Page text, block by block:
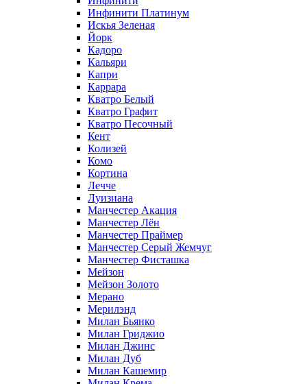
Инфинити Платинум
Искья Зеленая
Йорк
Кадоро
Кальяри
Капри
Каррара
Кватро Белый
Кватро Графит
Кватро Песочный
Кент
Колизей
Комо
Кортина
Лечче
Луизиана
Манчестер Акация
Манчестер Лён
Манчестер Праймер
Манчестер Серый Жемчуг
Манчестер Фисташка
Мейзон
Мейзон Золото
Мерано
Мерилэнд
Милан Бьянко
Милан Гриджио
Милан Джинс
Милан Дуб
Милан Кашемир